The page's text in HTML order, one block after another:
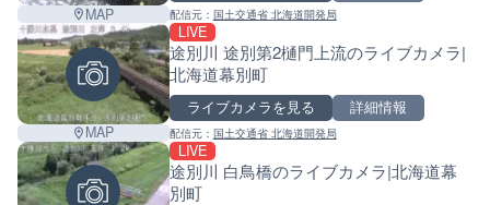
MAP 配信元： 国土交通省 北海道開発局
MAP
LIVE
途別川 途別第2樋門上流のライブカメラ|
北海道幕別町
ライブカメラを見る 詳細情報
配信元： 国土交通省 北海道開発局
LIVE
途別川 白鳥橋のライブカメラ|北海道幕
別町
+
−